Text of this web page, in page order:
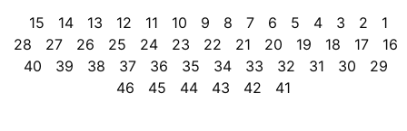
1
2
3
4
5
6
7
8
9
10
11
12
13
14
15
16
17
18
19
20
21
22
23
24
25
26
27
28
29
30
31
32
33
34
35
36
37
38
39
40
41
42
43
44
45
46